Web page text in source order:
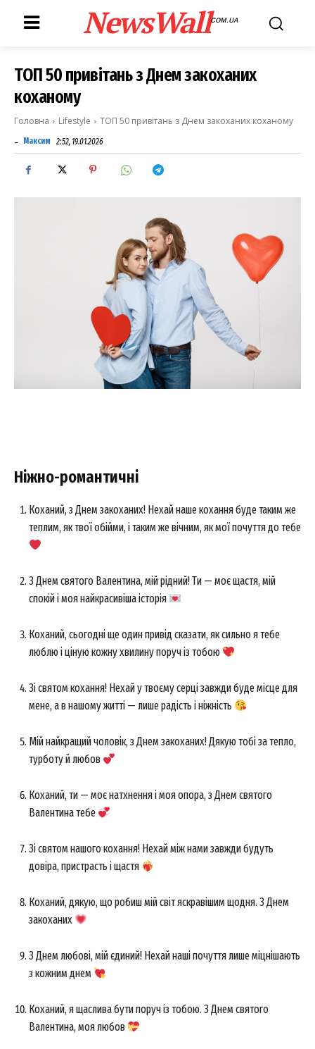
NewsWallCOM.UA
ТОП 50 привітань з Днем закоханих
коханому
Головна Lifestyle ТОП 50 привітань з Днем закоханих коханому
- Максим 2:52, 19.01.2026
Ніжно-романтичні
Коханий, з Днем закоханих! Нехай наше кохання буде таким же
теплим, як твої обійми, і таким же вічним, як мої почуття до тебе
З Днем святого Валентина, мій рідний! Ти — моє щастя, мій
спокій і моя найкрасивіша історія
Коханий, сьогодні ще один привід сказати, як сильно я тебе
люблю і ціную кожну хвилину поруч із тобою
Зі святом кохання! Нехай у твоєму серці завжди буде місце для
мене, а в нашому житті — лише радість і ніжність
Мій найкращий чоловік, з Днем закоханих! Дякую тобі за тепло,
турботу й любов
Коханий, ти — моє натхнення і моя опора, з Днем святого
Валентина тебе
Зі святом нашого кохання! Нехай між нами завжди будуть
довіра, пристрасть і щастя
Коханий, дякую, що робиш мій світ яскравішим щодня. З Днем
закоханих
З Днем любові, мій єдиний! Нехай наші почуття лише міцнішають
з кожним днем
Коханий, я щаслива бути поруч із тобою. З Днем святого
Валентина, моя любов